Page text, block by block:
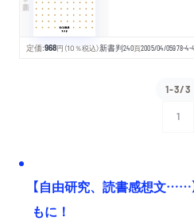
定価:968円 （10％税込）新書判240頁2005/04/05978-4-
1-3/3
1
【自由研究、読書感想文……
もに！